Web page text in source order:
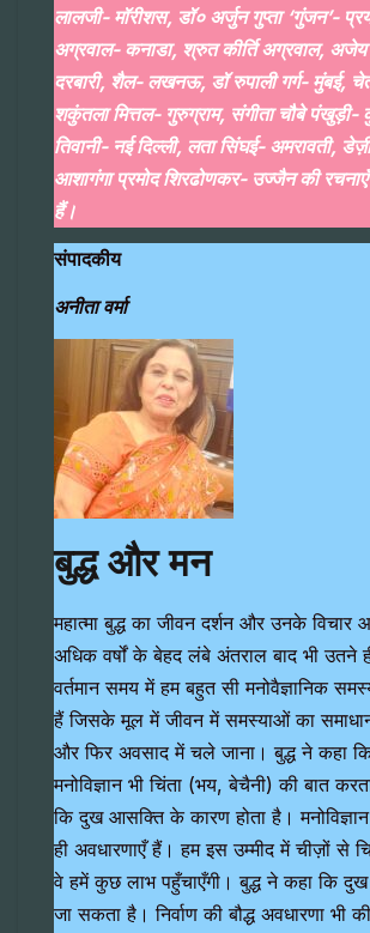
लालजी- मॉरीशस, डॉ० अर्जुन गुप्ता ‘गुंजन’-
अग्रवाल- कनाडा, श्रुत कीर्ति अग्रवाल,
दरबारी, शैल- लखनऊ, डॉ रुपाली गर्ग- मुंबई,
शकुंतला मित्तल- गुरुग्राम, संगीता चौबे पंखुड़ी-
तिवानी- नई दिल्ली, लता सिंघई- अमरावती,
आशागंगा प्रमोद शिरढोणकर- उज्जैनकी रचनाएँ
हैं।
संपादकीय
अनीता वर्मा
बुद्ध और मन
महात्मा बुद्ध का जीवन दर्शन और उनके
अधिक वर्षों के बेहद लंबे अंतराल बाद भी उतने
वर्तमान समय में हम बहुत सी मनोवैज्ञानिक
हैं जिसके मूल में जीवन में समस्याओं का
और फिर अवसाद में चले जाना। बुद्ध ने कहा
मनोविज्ञान भी चिंता (भय, बेचैनी) की बात
कि दुख आसक्ति के कारण होता है।
ही अवधारणाएँ हैं। हम इस उम्मीद में चीज़ों से
वे हमें कुछ लाभ पहुँचाएँगी। बुद्ध ने कहा कि दुख
जा सकता है। निर्वाण की बौद्ध अवधारणा भी की